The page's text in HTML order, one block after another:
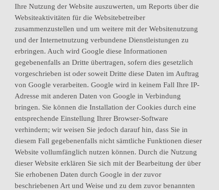
Ihre Nutzung der Website auszuwerten, um Reports über die
Websiteaktivitäten für die Websitebetreiber
zusammenzustellen und um weitere mit der Websitenutzung
und der Internetnutzung verbundene Dienstleistungen zu
erbringen. Auch wird Google diese Informationen
gegebenenfalls an Dritte übertragen, sofern dies gesetzlich
vorgeschrieben ist oder soweit Dritte diese Daten im Auftrag
von Google verarbeiten. Google wird in keinem Fall Ihre IP-
Adresse mit anderen Daten von Google in Verbindung
bringen. Sie können die Installation der Cookies durch eine
entsprechende Einstellung Ihrer Browser-Software
verhindern; wir weisen Sie jedoch darauf hin, dass Sie in
diesem Fall gegebenenfalls nicht sämtliche Funktionen dieser
Website vollumfänglich nutzen können. Durch die Nutzung
dieser Website erklären Sie sich mit der Bearbeitung der über
Sie erhobenen Daten durch Google in der zuvor
beschriebenen Art und Weise und zu dem zuvor benannten